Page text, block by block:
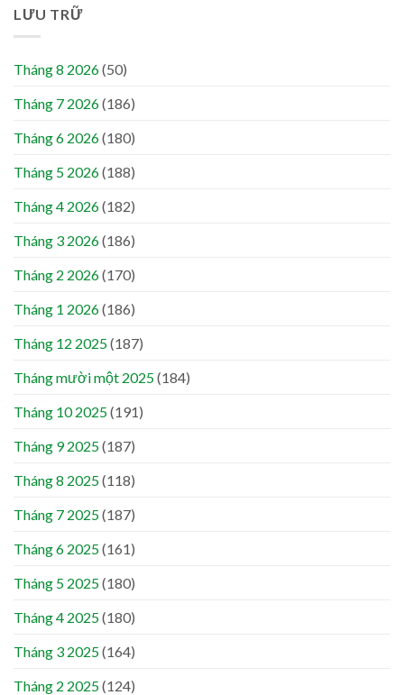
LƯU TRỮ
Tháng 8 2026(50)
Tháng 7 2026(186)
Tháng 6 2026(180)
Tháng 5 2026(188)
Tháng 4 2026(182)
Tháng 3 2026(186)
Tháng 2 2026(170)
Tháng 1 2026(186)
Tháng 12 2025(187)
Tháng mười một 2025(184)
Tháng 10 2025(191)
Tháng 9 2025(187)
Tháng 8 2025(118)
Tháng 7 2025(187)
Tháng 6 2025(161)
Tháng 5 2025(180)
Tháng 4 2025(180)
Tháng 3 2025(164)
Tháng 2 2025(124)